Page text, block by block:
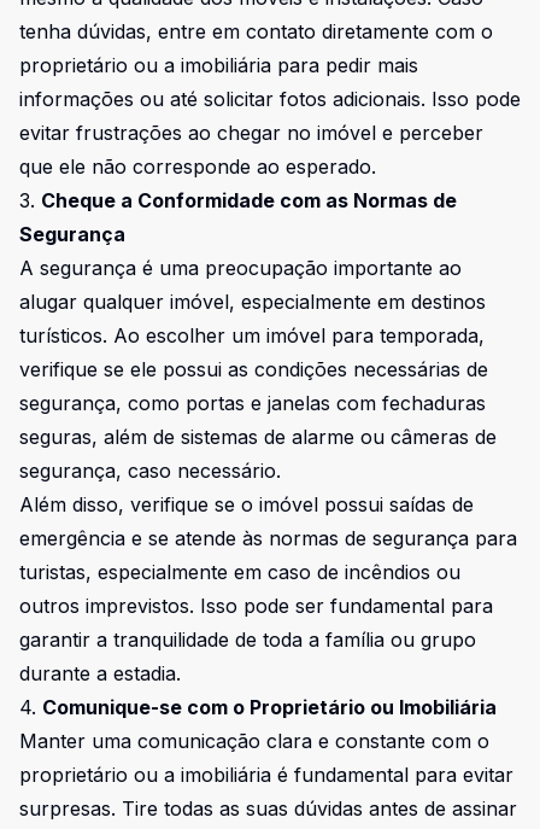
tenha dúvidas, entre em contato diretamente com o
proprietário ou a imobiliária para pedir mais
informações ou até solicitar fotos adicionais. Isso pode
evitar frustrações ao chegar no imóvel e perceber
que ele não corresponde ao esperado.
3. Cheque a Conformidade com as Normas de
Segurança
A segurança é uma preocupação importante ao
alugar qualquer imóvel, especialmente em destinos
turísticos. Ao escolher um imóvel para temporada,
verifique se ele possui as condições necessárias de
segurança, como portas e janelas com fechaduras
seguras, além de sistemas de alarme ou câmeras de
segurança, caso necessário.
Além disso, verifique se o imóvel possui saídas de
emergência e se atende às normas de segurança para
turistas, especialmente em caso de incêndios ou
outros imprevistos. Isso pode ser fundamental para
garantir a tranquilidade de toda a família ou grupo
durante a estadia.
4. Comunique-se com o Proprietário ou Imobiliária
Manter uma comunicação clara e constante com o
proprietário ou a imobiliária é fundamental para evitar
surpresas. Tire todas as suas dúvidas antes de assinar